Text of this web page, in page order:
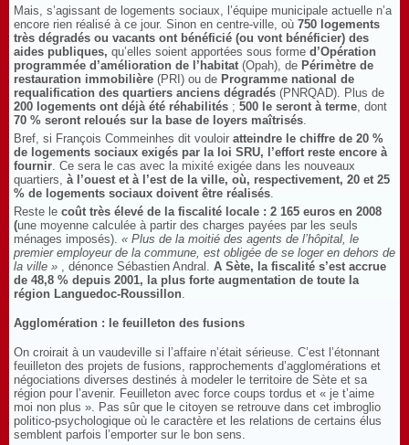
Mais, s’agissant de logements sociaux, l’équipe municipale actuelle n’a
encore rien réalisé à ce jour. Sinon en centre-ville, où 750 logements
très dégradés ou vacants ont bénéficié (ou vont bénéficier) des
aides publiques, qu’elles soient apportées sous forme d’Opération
programmée d’amélioration de l’habitat (Opah), de Périmètre de
restauration immobilière (PRI) ou de Programme national de
requalification des quartiers anciens dégradés (PNRQAD). Plus de
200 logements ont déjà été réhabilités ; 500 le seront à terme , dont
70 % seront reloués sur la base de loyers maîtrisés
Bref, si François Commeinhes dit vouloir atteindre le chiffre de 20 %
de logements sociaux exigés par la loi SRU, l’effort reste encore à
fournir . Ce sera le cas avec la mixité exigée dans les nouveaux
quartiers, à l’ouest et à l’est de la ville, où, respectivement, 20 et 25
% de logements sociaux doivent être réalisés
Reste le coût très élevé de la fiscalité locale : 2 165 euros en 2008
(une moyenne calculée à partir des charges payées par les seuls
ménages imposés). « Plus de la moitié des agents de l’hôpital, le
premier employeur de la commune, est obligée de se loger en dehors de
la ville » , dénonce Sébastien Andral. A Sète, la fiscalité s’est accrue
de 48,8 % depuis 2001, la plus forte augmentation de toute la
région Languedoc-Roussillon
Agglomération : le feuilleton des fusions
On croirait à un vaudeville si l’affaire n’était sérieuse. C’est l’étonnant
feuilleton des projets de fusions, rapprochements d’agglomérations et
négociations diverses destinés à modeler le territoire de Sète et sa
région pour l’avenir. Feuilleton avec force coups tordus et « je t’aime
moi non plus ». Pas sûr que le citoyen se retrouve dans cet imbroglio
politico-psychologique où le caractère et les relations de certains élus
semblent parfois l’emporter sur le bon sens.